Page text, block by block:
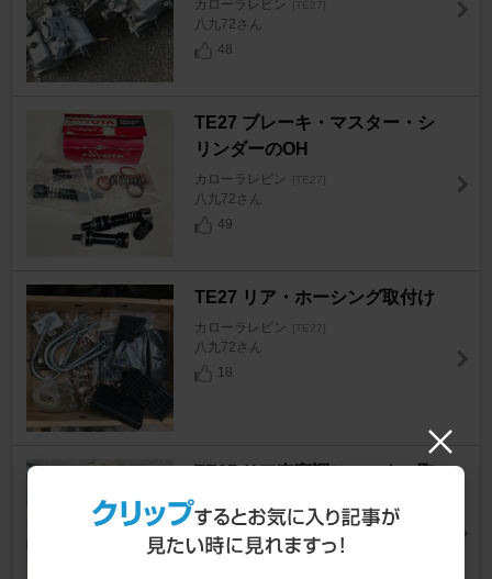
カローラレビン [TE27]
八九72さん
48
TE27 ブレーキ・マスター・シ
リンダーのOH
カローラレビン [TE27]
八九72さん
49
TE27 リア・ホーシング取付け
カローラレビン [TE27]
八九72さん
18
TE27 リア車高調ショックの取
付け
カローラレビン [TE27]
八九72さん